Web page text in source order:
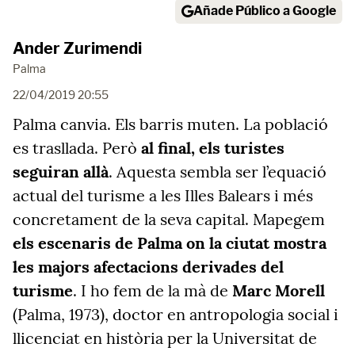
Añade Público a Google
Ander Zurimendi
Palma
22/04/2019 20:55
Palma canvia. Els barris muten. La població
es trasllada. Però al final, els turistes
seguiran allà. Aquesta sembla ser l’equació
actual del turisme a les Illes Balears i més
concretament de la seva capital. Mapegem
els escenaris de Palma on la ciutat mostra
les majors afectacions derivades del
turisme. I ho fem de la mà de Marc Morell
(Palma, 1973), doctor en antropologia social i
llicenciat en història per la Universitat de